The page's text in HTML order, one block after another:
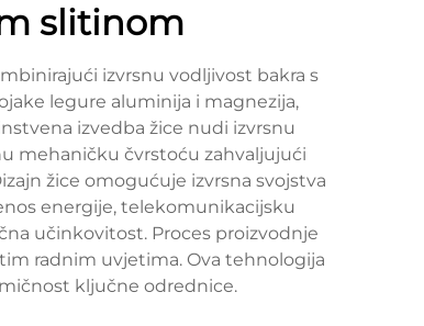
slitinom
izvrsnu vodljivost bakra s
legure aluminija i magnezija,
izvedba žice nudi izvrsnu
mehaničku čvrstoću zahvaljujući
žice omogućuje izvrsna svojstva
energije, telekomunikacijsku
učinkovitost. Proces proizvodnje
radnim uvjetima. Ova tehnologija
ključne odrednice.